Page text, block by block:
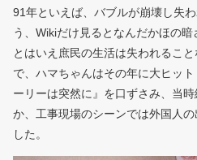
91年といえば、バブルが崩壊し失
う、Wikiだけ見るとなんだかほの暗
とはいえ庶民の生活は失われるこ
で、ハマちゃんはその年に大ヒッ
ーリーは突然に』を口ずさみ、当
か、工事現場のシーンでは外国人
した。